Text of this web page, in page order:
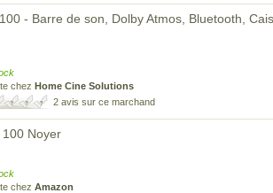
- Barre de son, Dolby Atmos, Bluetooth,
chez Home Cine Solutions
2 avis sur ce marchand
Noyer
chez Amazon